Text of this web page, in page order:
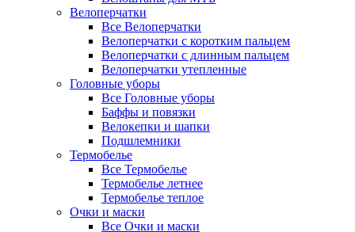
Велоперчатки
Все Велоперчатки
Велоперчатки с коротким пальцем
Велоперчатки с длинным пальцем
Велоперчатки утепленные
Головные уборы
Все Головные уборы
Баффы и повязки
Велокепки и шапки
Подшлемники
Термобелье
Все Термобелье
Термобелье летнее
Термобелье теплое
Очки и маски
Все Очки и маски